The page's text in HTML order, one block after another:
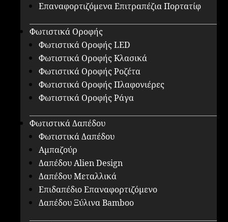
Επαναφορτιζόμενα Επιτραπέζια Πορτατίφ
Φωτιστικά Οροφής
Φωτιστικά Οροφής LED
Φωτιστικά Οροφής Κλασικά
Φωτιστικά Οροφής Ροζέτα
Φωτιστικά Οροφής Πλαφονιέρες
Φωτιστικά Οροφής Ράγα
Φωτιστικά Δαπέδου
Φωτιστικά Δαπέδου
Αμπαζούρ
Δαπέδου Alien Design
Δαπέδου Μεταλλικά
Επιδαπέδιο Επαναφορτιζόμενο
Δαπέδου Ξύλινα Bamboo